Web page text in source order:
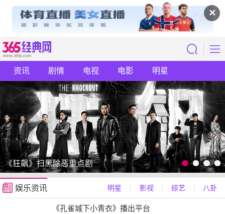
✕
资讯 剧情 电视 电影 明星
《狂飙》扫黑除恶重点剧
明星 影视 综艺 八卦
娱乐资讯
《孔雀城下小青衣》播出平台